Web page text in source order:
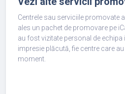
Centrele sau serviciile promovate
ales un pachet de promovare pe
au fost vizitate personal de echipa
impresie plăcută, fie centre care
moment.